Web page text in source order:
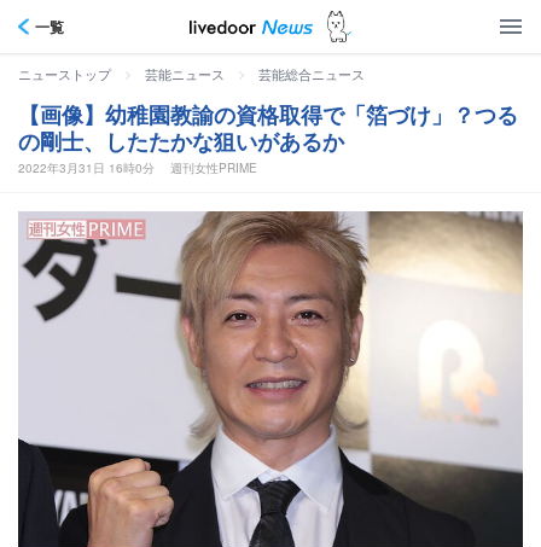
一覧
ニューストップ > 芸能ニュース > 芸能総合ニュース
【画像】幼稚園教諭の資格取得で「箔づけ」？つる
の剛士、したたかな狙いがあるか
2022年3月31日 16時0分 週刊女性PRIME